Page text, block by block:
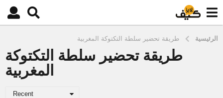
الرئيسية طريقة تحضير سلطة التكتوكة المغربية
طريقة تحضير سلطة التكتوكة
المغربية
Recent